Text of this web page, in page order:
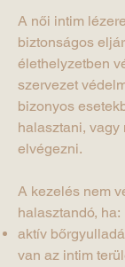
A női intim
biztonságos
élethelyzetben
szervezet
bizonyos
halasztani, vagy
elvégezni.
A kezelés nem
halasztandó, ha:
aktív
van az intim